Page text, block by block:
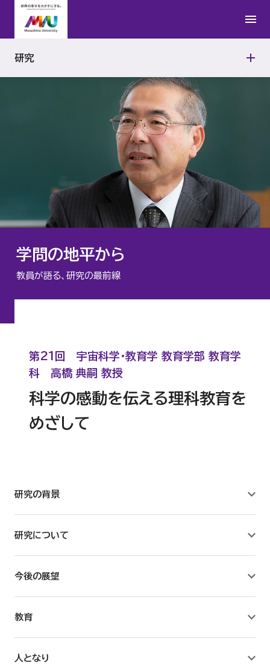
学問の地平から
教員が語る、研究の最前線
第21回 宇宙科学・教育学 教育学部 教育学
科 高橋 典嗣 教授
科学の感動を伝える理科教育を
めざして
研究の背景
研究について
今後の展望
教育
人となり
研究
政治経済研究所
経営研究所
アントレプレナーシップ研究所
人間科学研究所
サステナビリティ研究所
教職センター
臨床薬学センター
公的研究費の適正使用
研究活動における不正行為への対応
研究機関の管理・監査
研究者紹介
学問の地平から
連携研究の取り組み